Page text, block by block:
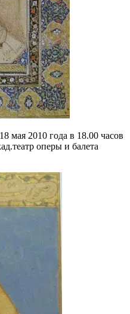
мая 2010 года в 18.00 часов
оперы и балета